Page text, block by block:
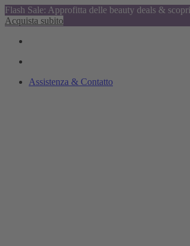
Flash Sale: Approfitta delle beauty deals &
Acquista subito
Assistenza & Contatto